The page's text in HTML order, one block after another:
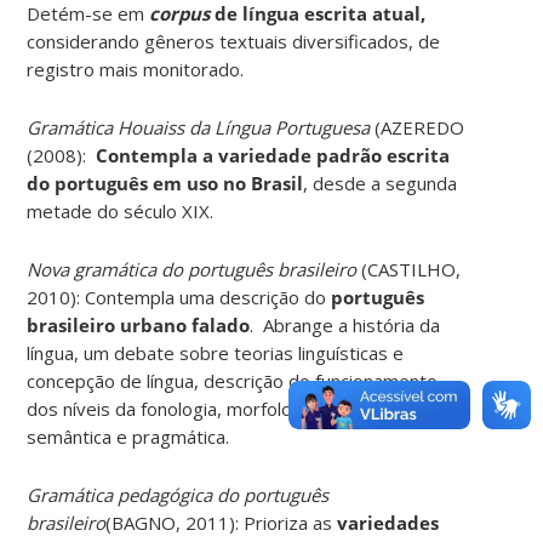
Detém-se em corpusde língua escrita atual,
considerando gêneros textuais diversificados, de
registro mais monitorado.
Gramática Houaiss da Língua Portuguesa(AZEREDO
(2008): Contempla a variedade padrão escrita
do português em uso no Brasil, desde a segunda
metade do século XIX.
Nova gramática do português brasileiro(CASTILHO,
2010): Contempla uma descrição do português
brasileiro urbano falado. Abrange a história da
língua, um debate sobre teorias linguísticas e
concepção de língua, descrição do funcionamento
dos níveis da fonologia, morfologia, morfossintaxe,
semântica e pragmática.
Gramática pedagógica do português
brasileiro(BAGNO, 2011): Prioriza asvariedades